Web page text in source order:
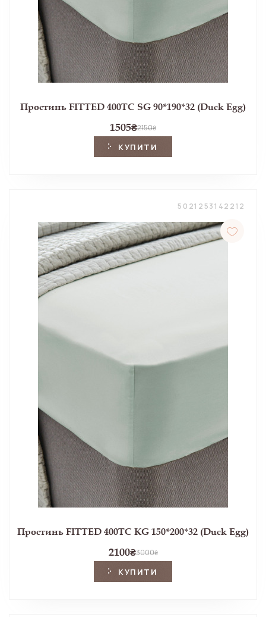
Простинь FITTED 400TC SG 90*190*32 (Duck Egg)
1505₴2150₴
КУПИТИ
5021253142212
Простинь FITTED 400TC KG 150*200*32 (Duck Egg)
2100₴3000₴
КУПИТИ